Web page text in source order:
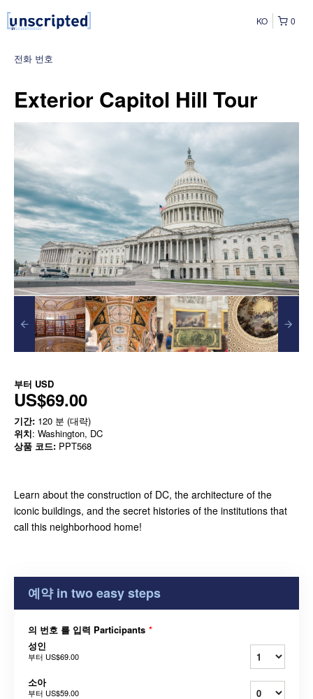
0
KO
전화 번호
Exterior Capitol Hill Tour
부터 USD
US$69.00
기간: 120 분 (대략)
위치: Washington, DC
상품 코드: PPT568
Learn about the construction of DC, the architecture of the
iconic buildings, and the secret histories of the institutions that
call this neighborhood home!
예약 in two easy steps
의 번호 를 입력 Participants *
성인
부터 US$69.00
소아
부터 US$59.00